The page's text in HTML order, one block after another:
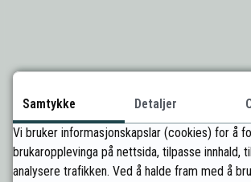
Fann du det du leitte
Ja Nei
Samtykke Detaljer
Vi bruker informasjonskapslar (cookies) for å
brukaropplevinga på nettsida, tilpasse innhald,
analysere trafikken. Ved å halde fram med å